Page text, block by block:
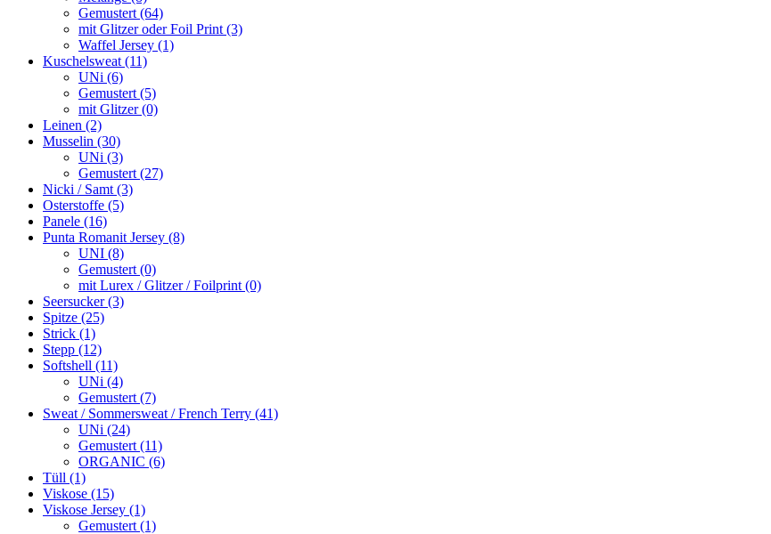
Gemustert (64)
mit Glitzer oder Foil Print (3)
Waffel Jersey (1)
Kuschelsweat (11)
UNi (6)
Gemustert (5)
mit Glitzer (0)
Leinen (2)
Musselin (30)
UNi (3)
Gemustert (27)
Nicki / Samt (3)
Osterstoffe (5)
Panele (16)
Punta Romanit Jersey (8)
UNI (8)
Gemustert (0)
mit Lurex / Glitzer / Foilprint (0)
Seersucker (3)
Spitze (25)
Strick (1)
Stepp (12)
Softshell (11)
UNi (4)
Gemustert (7)
Sweat / Sommersweat / French Terry (41)
UNi (24)
Gemustert (11)
ORGANIC (6)
Tüll (1)
Viskose (15)
Viskose Jersey (1)
Gemustert (1)